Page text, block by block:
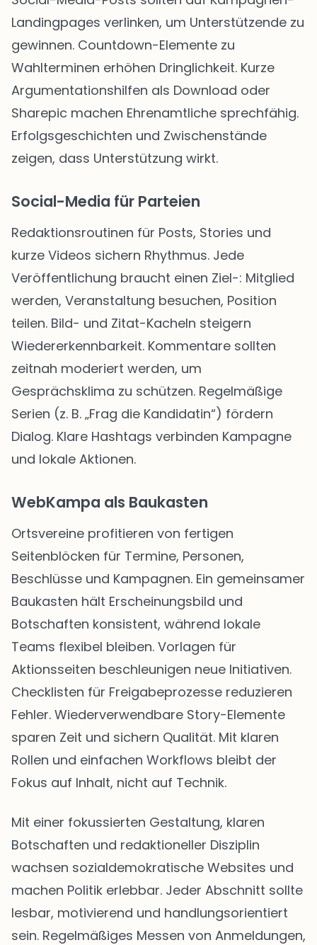
Landingpages verlinken, um Unterstützende zu
gewinnen. Countdown-Elemente zu
Wahlterminen erhöhen Dringlichkeit. Kurze
Argumentationshilfen als Download oder
Sharepic machen Ehrenamtliche sprechfähig.
Erfolgsgeschichten und Zwischenstände
zeigen, dass Unterstützung wirkt.
Social-Media für Parteien
Redaktionsroutinen für Posts, Stories und
kurze Videos sichern Rhythmus. Jede
Veröffentlichung braucht einen Ziel-: Mitglied
werden, Veranstaltung besuchen, Position
teilen. Bild- und Zitat-Kacheln steigern
Wiedererkennbarkeit. Kommentare sollten
zeitnah moderiert werden, um
Gesprächsklima zu schützen. Regelmäßige
Serien (z. B. „Frag die Kandidatin“) fördern
Dialog. Klare Hashtags verbinden Kampagne
und lokale Aktionen.
WebKampa als Baukasten
Ortsvereine profitieren von fertigen
Seitenblöcken für Termine, Personen,
Beschlüsse und Kampagnen. Ein gemeinsamer
Baukasten hält Erscheinungsbild und
Botschaften konsistent, während lokale
Teams flexibel bleiben. Vorlagen für
Aktionsseiten beschleunigen neue Initiativen.
Checklisten für Freigabeprozesse reduzieren
Fehler. Wiederverwendbare Story-Elemente
sparen Zeit und sichern Qualität. Mit klaren
Rollen und einfachen Workflows bleibt der
Fokus auf Inhalt, nicht auf Technik.
Mit einer fokussierten Gestaltung, klaren
Botschaften und redaktioneller Disziplin
wachsen sozialdemokratische Websites und
machen Politik erlebbar. Jeder Abschnitt sollte
lesbar, motivierend und handlungsorientiert
sein. Regelmäßiges Messen von Anmeldungen,